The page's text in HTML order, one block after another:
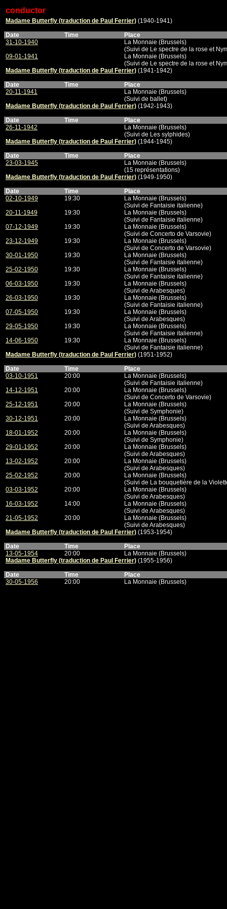
conductor
Madame Butterfly (traduction de Paul Ferrier) (1940-1941)
Date
Time
Place
31-10-1940
La Monnaie (Brussels)
(Suivi de Le spectre de la rose et
09-01-1941
La Monnaie (Brussels)
(Suivi de Le spectre de la rose et
Madame Butterfly (traduction de Paul Ferrier) (1941-1942)
Date
Time
Place
20-11-1941
La Monnaie (Brussels)
(Suivi de ballet)
Madame Butterfly (traduction de Paul Ferrier) (1942-1943)
Date
Time
Place
26-11-1942
La Monnaie (Brussels)
(Suivi de Les sylphides)
Madame Butterfly (traduction de Paul Ferrier) (1944-1945)
Date
Time
Place
23-03-1945
La Monnaie (Brussels)
(15 représentations)
Madame Butterfly (traduction de Paul Ferrier) (1949-1950)
Date
Time
Place
02-10-1949
19:30
La Monnaie (Brussels)
(Suivi de Fantaisie italienne)
20-11-1949
19:30
La Monnaie (Brussels)
(Suivi de Fantaisie italienne)
07-12-1949
19:30
La Monnaie (Brussels)
(Suivi de Concerto de Varsovie)
23-12-1949
19:30
La Monnaie (Brussels)
(Suivi de Concerto de Varsovie)
30-01-1950
19:30
La Monnaie (Brussels)
(Suivi de Fantaisie italienne)
25-02-1950
19:30
La Monnaie (Brussels)
(Suivi de Fantaisie italienne)
06-03-1950
19:30
La Monnaie (Brussels)
(Suivi de Arabesques)
26-03-1950
19:30
La Monnaie (Brussels)
(Suivi de Fantaisie italienne)
07-05-1950
19:30
La Monnaie (Brussels)
(Suivi de Arabesques)
29-05-1950
19:30
La Monnaie (Brussels)
(Suivi de Fantaisie italienne)
14-06-1950
19:30
La Monnaie (Brussels)
(Suivi de Fantaisie italienne)
Madame Butterfly (traduction de Paul Ferrier) (1951-1952)
Date
Time
Place
03-10-1951
20:00
La Monnaie (Brussels)
(Suivi de Fantaisie italienne)
14-12-1951
20:00
La Monnaie (Brussels)
(Suivi de Concerto de Varsovie)
25-12-1951
20:00
La Monnaie (Brussels)
(Suivi de Symphonie)
30-12-1951
20:00
La Monnaie (Brussels)
(Suivi de Arabesques)
18-01-1952
20:00
La Monnaie (Brussels)
(Suivi de Symphonie)
29-01-1952
20:00
La Monnaie (Brussels)
(Suivi de Arabesques)
13-02-1952
20:00
La Monnaie (Brussels)
(Suivi de Arabesques)
25-02-1952
20:00
La Monnaie (Brussels)
(Suivi de La bouquetière de la
03-03-1952
20:00
La Monnaie (Brussels)
(Suivi de Arabesques)
16-03-1952
14:00
La Monnaie (Brussels)
(Suivi de Arabesques)
21-05-1952
20:00
La Monnaie (Brussels)
(Suivi de Arabesques)
Madame Butterfly (traduction de Paul Ferrier) (1953-1954)
Date
Time
Place
13-05-1954
20:00
La Monnaie (Brussels)
Madame Butterfly (traduction de Paul Ferrier) (1955-1956)
Date
Time
Place
30-05-1956
20:00 La Monnaie (Brussels)